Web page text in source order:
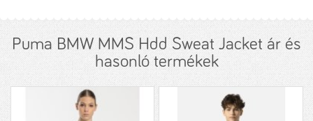
Puma BMW MMS Hdd Sweat Jacket ár és
hasonló termékek